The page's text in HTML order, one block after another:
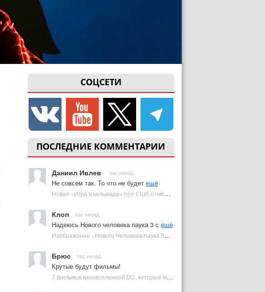
СОЦСЕТИ
ПОСЛЕДНИЕ КОММЕНТАРИИ
Даниил Ивлев час назад
Не совсем так. То что не будет ещё
Новая «Игра в кальмара» про США отменена | Plugged In Ru
Клоп час назад
Надеюсь Нового человека паука 3 с ещё
Изображение «Нового Человека-паука 3» подтвердило Зловещую шестерку | Plugged In Ru
Брюс час назад
Крутые будут фильмы!
7 фильмов киновселенной DC, которые может снять Зак Снайдер | Plugged In Ru